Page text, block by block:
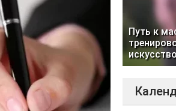
Путь к